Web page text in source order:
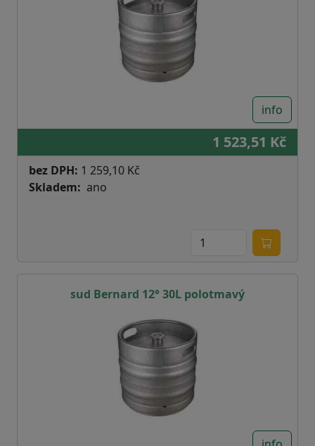
info
1 523,51 Kč
bez DPH: 1 259,10 Kč
Skladem
ano
sud Bernard 12° 30L polotmavý